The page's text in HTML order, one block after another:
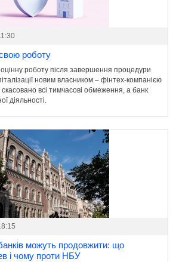
роботу
роботу після завершення процедури
новим власником – фінтех-компанією
скасовано всі тимчасові обмеження, а банк
діяльності.
можуть продовжити: що
і чому проти НБУ